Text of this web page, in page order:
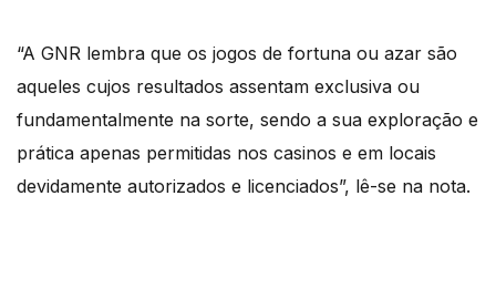
“A GNR lembra que os jogos de fortuna ou azar são
aqueles cujos resultados assentam exclusiva ou
fundamentalmente na sorte, sendo a sua exploração e
prática apenas permitidas nos casinos e em locais
devidamente autorizados e licenciados”, lê-se na nota.